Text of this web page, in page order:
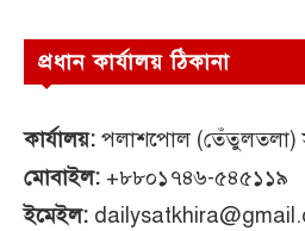
প্রধান কার্যালয় ঠিকানা
কার্যালয়: পলাশপোল (তেঁতুলতলা)
মোবাইল: +৮৮০১৭৪৬-৫৪৫১১৯
ইমেইল: